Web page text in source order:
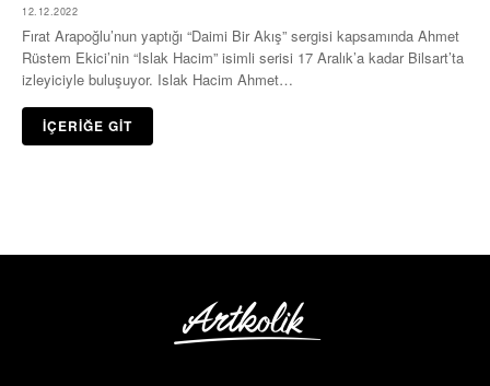
12.12.2022
Fırat Arapoğlu’nun yaptığı “Daimi Bir Akış” sergisi kapsamında Ahmet
Rüstem Ekici’nin “Islak Hacim” isimli serisi 17 Aralık’a kadar Bilsart’ta
izleyiciyle buluşuyor. Islak Hacim Ahmet…
İÇERİĞE GİT